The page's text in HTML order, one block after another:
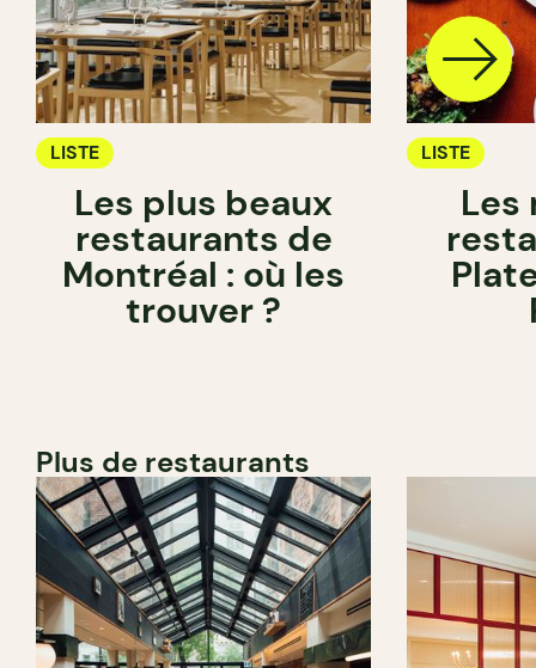
LISTE
Les plus beaux
restaurants de
Montréal : où les
trouver ?
LISTE
Les
Plus de restaurants